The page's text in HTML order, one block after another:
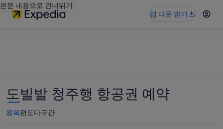
본문 내용으로 건너뛰기
앱 다운 받기
도빌발 청주행 항공권 예약
왕복편도다구간